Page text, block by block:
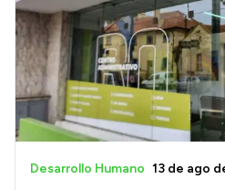
Desarrollo Humano 13 de ago